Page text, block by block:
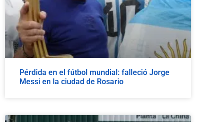
Pérdida en el fútbol mundial: falleció Jorge
Messi en la ciudad de Rosario